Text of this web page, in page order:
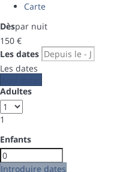
Carte
Dèspar nuit
150 €
Les dates
Les dates
Adultes
1
Enfants
Introduire dates